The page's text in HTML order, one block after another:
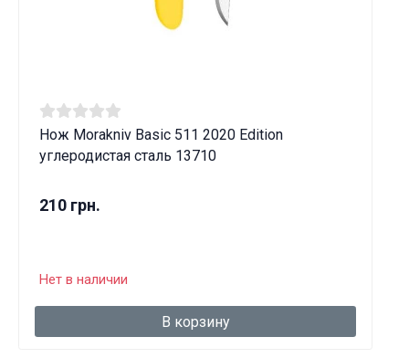
Нож Morakniv Basic 511 2020 Edition
углеродистая сталь 13710
210 грн.
Нет в наличии
В корзину